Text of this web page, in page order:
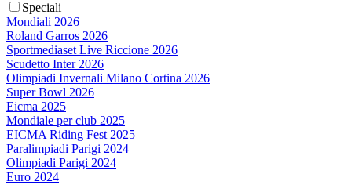
Speciali
Mondiali 2026
Roland Garros 2026
Sportmediaset Live Riccione 2026
Scudetto Inter 2026
Olimpiadi Invernali Milano Cortina 2026
Super Bowl 2026
Eicma 2025
Mondiale per club 2025
EICMA Riding Fest 2025
Paralimpiadi Parigi 2024
Olimpiadi Parigi 2024
Euro 2024